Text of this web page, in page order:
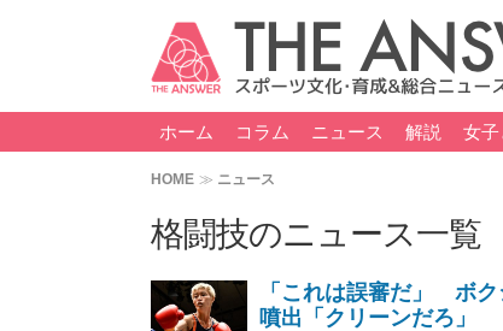
ホーム コラム ニュース 解説 女子
HOME ニュース
格闘技のニュース一覧
「これは誤審だ」 ボ
噴出「クリーンだろ」